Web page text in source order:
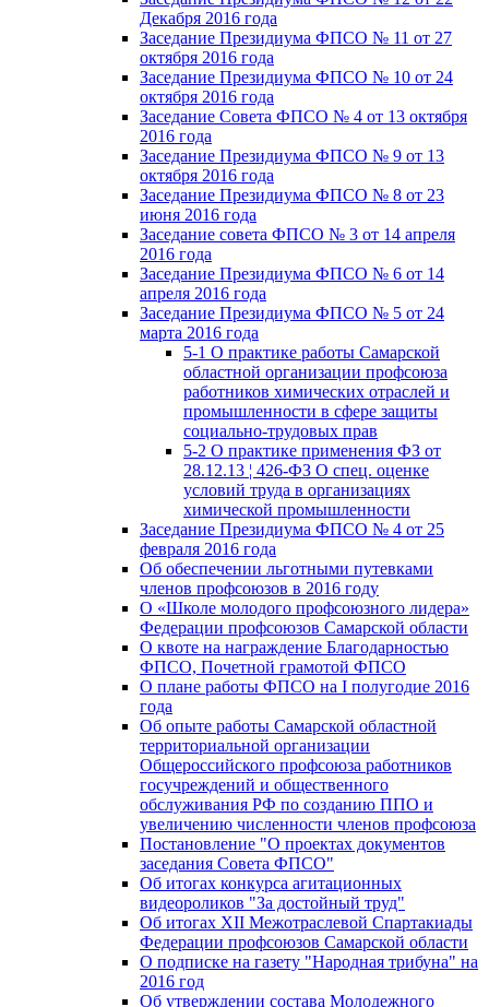
Декабря 2016 года
Заседание Президиума ФПСО № 11 от 27
октября 2016 года
Заседание Президиума ФПСО № 10 от 24
октября 2016 года
Заседание Совета ФПСО № 4 от 13 октября
2016 года
Заседание Президиума ФПСО № 9 от 13
октября 2016 года
Заседание Президиума ФПСО № 8 от 23
июня 2016 года
Заседание совета ФПСО № 3 от 14 апреля
2016 года
Заседание Президиума ФПСО № 6 от 14
апреля 2016 года
Заседание Президиума ФПСО № 5 от 24
марта 2016 года
5-1 О практике работы Самарской
областной организации профсоюза
работников химических отраслей и
промышленности в сфере защиты
социально-трудовых прав
5-2 О практике применения ФЗ от
28.12.13 ¦ 426-ФЗ О спец. оценке
условий труда в организациях
химической промышленности
Заседание Президиума ФПСО № 4 от 25
февраля 2016 года
Об обеспечении льготными путевками
членов профсоюзов в 2016 году
О «Школе молодого профсоюзного лидера»
Федерации профсоюзов Самарской области
О квоте на награждение Благодарностью
ФПСО, Почетной грамотой ФПСО
О плане работы ФПСО на I полугодие 2016
года
Об опыте работы Самарской областной
территориальной организации
Общероссийского профсоюза работников
госучреждений и общественного
обслуживания РФ по созданию ППО и
увеличению численности членов профсоюза
Постановление "О проектах документов
заседания Совета ФПСО"
Об итогах конкурса агитационных
видеороликов "За достойный труд"
Об итогах XII Межотраслевой Спартакиады
Федерации профсоюзов Самарской области
О подписке на газету "Народная трибуна" на
2016 год
Об утверждении состава Молодежного